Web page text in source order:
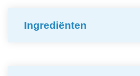
Ingrediënten